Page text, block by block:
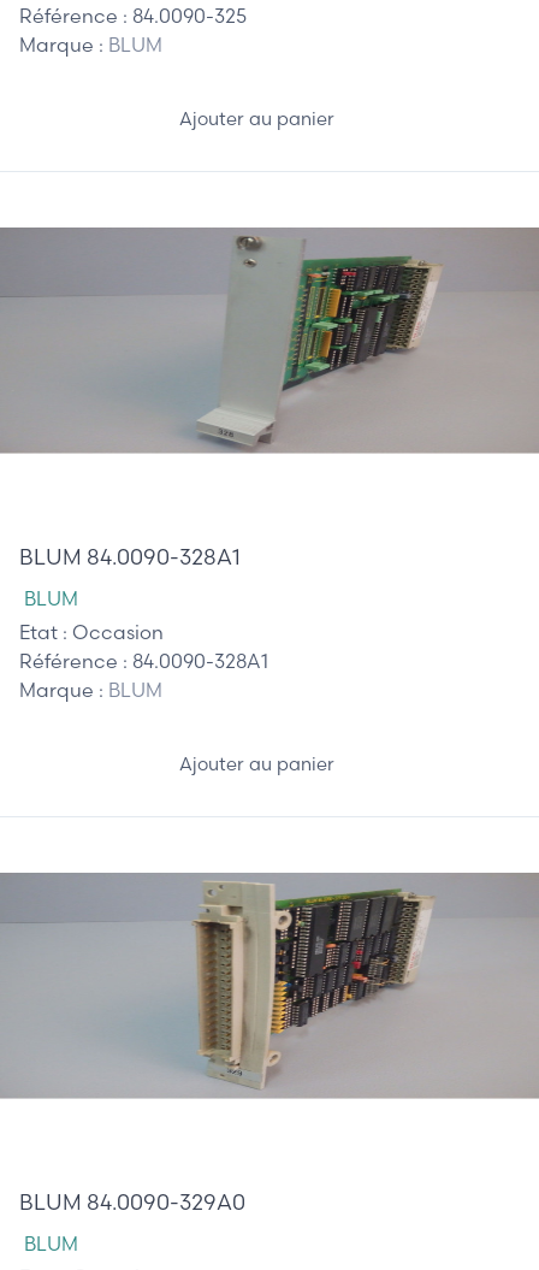
Référence : 84.0090-325
Marque : BLUM
Ajouter au panier
BLUM 84.0090-328A1
BLUM
Etat : Occasion
Référence : 84.0090-328A1
Marque : BLUM
Ajouter au panier
BLUM 84.0090-329A0
BLUM